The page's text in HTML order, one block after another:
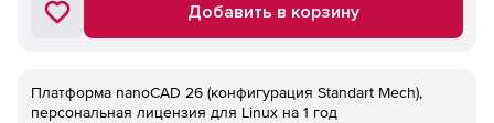
Добавить в корзину
Платформа nanoCAD 26 (конфигурация Standart Mech),
персональная лицензия для Linux на 1 год